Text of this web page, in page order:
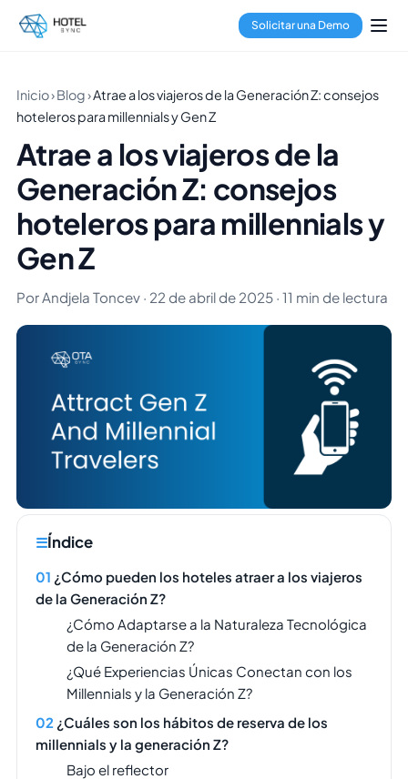
Solicitar una Demo
Inicio›Blog›Atrae a los viajeros de la Generación Z: consejos
hoteleros para millennials y Gen Z
Atrae a los viajeros de la
Generación Z: consejos
hoteleros para millennials y
Gen Z
Por Andjela Toncev · 22 de abril de 2025 · 11 min de lectura
Índice
¿Cómo pueden los hoteles atraer a los viajeros
de la Generación Z?
¿Cómo Adaptarse a la Naturaleza Tecnológica
de la Generación Z?
¿Qué Experiencias Únicas Conectan con los
Millennials y la Generación Z?
¿Cuáles son los hábitos de reserva de los
millennials y la generación Z?
Bajo el reflector